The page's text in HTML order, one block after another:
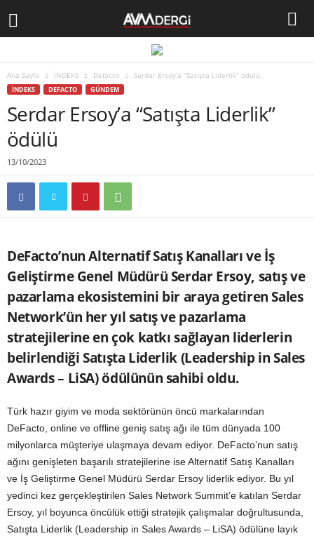
Ana Sayfa İNDEKS Defacto Serdar Ersoy’a “Satışta Liderlik” ödülü
İNDEKS DEFACTO GÜNDEM
Serdar Ersoy’a “Satışta Liderlik”
ödülü
13/10/2023
DeFacto’nun Alternatif Satış Kanalları ve İş
Geliştirme Genel Müdürü Serdar Ersoy, satış ve
pazarlama ekosistemini bir araya getiren Sales
Network’ün her yıl satış ve pazarlama
stratejilerine en çok katkı sağlayan liderlerin
belirlendiği Satışta Liderlik (Leadership in Sales
Awards – LiSA) ödülünün sahibi oldu.
Türk hazır giyim ve moda sektörünün öncü markalarından
DeFacto, online ve offline geniş satış ağı ile tüm dünyada 100
milyonlarca müşteriye ulaşmaya devam ediyor. DeFacto’nun satış
ağını genişleten başarılı stratejilerine ise Alternatif Satış Kanalları
ve İş Geliştirme Genel Müdürü Serdar Ersoy liderlik ediyor. Bu yıl
yedinci kez gerçekleştirilen Sales Network Summit’e katılan Serdar
Ersoy, yıl boyunca öncülük ettiği stratejik çalışmalar doğrultusunda,
Satışta Liderlik (Leadership in Sales Awards – LiSA) ödülüne layık